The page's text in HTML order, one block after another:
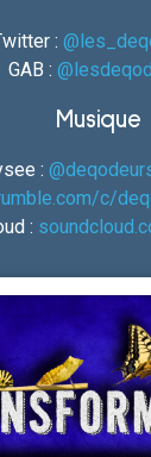
:
GAB :
Musique
:
c/
: